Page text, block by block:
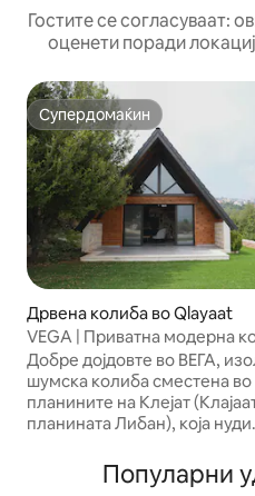
Гостите се согласуваат:
оценети поради
Супердомаќин
Супердомаќин
Дрвена колиба во Qlayaat
VEGA | Приватна модерна
панорамски поглед
Добре дојдовте во ВЕГА,
шумска колиба сместена во
планините на Клејат
планината Либан), која нуди
Внимателно дизајниран за
и пријатни вечери, Вега е на
Популарни